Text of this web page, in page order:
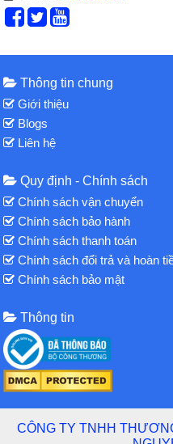
Thông tin chung
Giới thiệu
Blogs
Liên hệ
Quy định - Chính sách
Chính sách vận chuyển
Chính sách bảo hành
Chính sách thanh toán
Chính sách đổi trả và hoàn
Chính sách bảo mật
Thông tin
CÔNG TY TNHH